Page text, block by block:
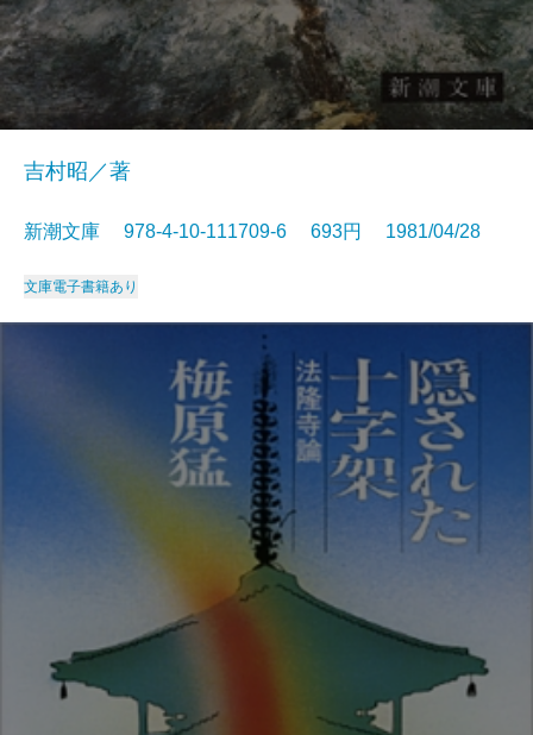
吉村昭／著
新潮文庫 978-4-10-111709-6 693円 1981/04/28
文庫電子書籍あり